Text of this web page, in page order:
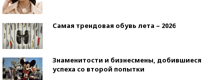
Самая трендовая обувь лета – 2026
Знаменитости и бизнесмены, добившиеся
успеха со второй попытки